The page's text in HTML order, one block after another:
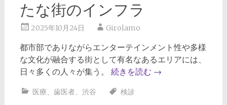
たな街のインフラ
2025年10月24日 Girolamo
都市部でありながらエンターテインメント性や多様
な文化が融合する街として有名なあるエリアには、
日々多くの人々が集う。 続きを読む →
医療、 歯医者、 渋谷 検診